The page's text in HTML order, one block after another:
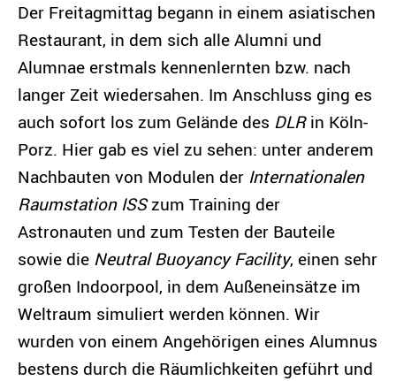
Der Freitagmittag begann in einem asiatischen
Restaurant, in dem sich alle Alumni und
Alumnae erstmals kennenlernten bzw. nach
langer Zeit wiedersahen. Im Anschluss ging es
auch sofort los zum Gelände des DLRin Köln-
Porz. Hier gab es viel zu sehen: unter anderem
Nachbauten von Modulen der Internationalen
Raumstation ISSzum Training der
Astronauten und zum Testen der Bauteile
sowie die Neutral Buoyancy Facility, einen sehr
großen Indoorpool, in dem Außeneinsätze im
Weltraum simuliert werden können. Wir
wurden von einem Angehörigen eines Alumnus
bestens durch die Räumlichkeiten geführt und